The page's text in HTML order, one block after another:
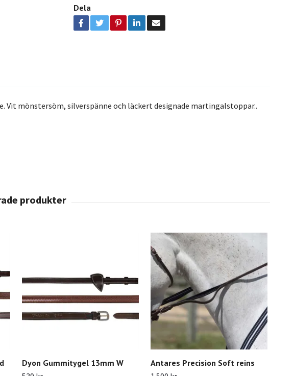
Dela
mönstersöm, silverspänne och läckert designade martingalstoppar..
Dyon Gummitygel 13mm W
Antares Precision Soft reins